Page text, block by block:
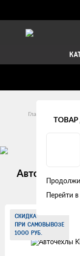
Главная
Авточехлы
Изображения
товаров
СКИДКА
ПРИ САМОВЫВОЗЕ
1000 РУБ.
Перейти